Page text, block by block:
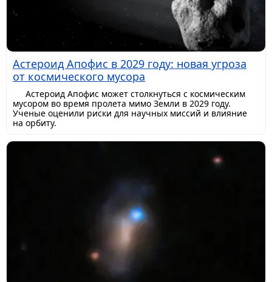
Астероид Апофис в 2029 году: новая угроза
от космического мусора
Астероид Апофис может столкнуться с космическим
мусором во время пролета мимо Земли в 2029 году.
Ученые оценили риски для научных миссий и влияние
на орбиту.